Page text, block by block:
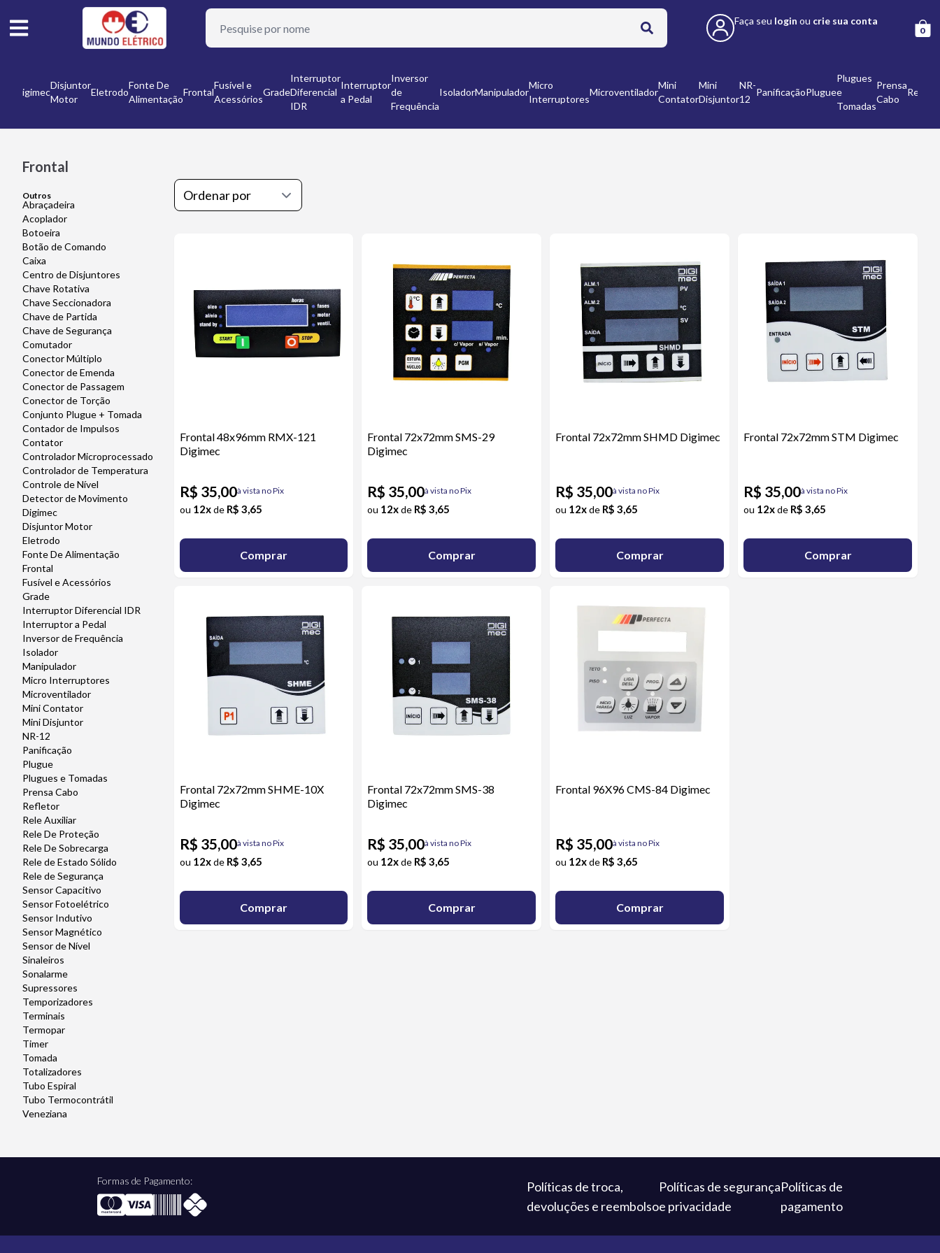
Faça seu login ou crie sua conta
0
Digimec
Disjuntor
Motor
Eletrodo
Fonte De
Alimentação
Frontal
Fusível e
Acessórios
Grade
Interruptor
Diferencial
IDR
Interruptor
a Pedal
Inversor
de
Frequência
IsoladorManipulador
Micro
Interruptores
Microventilador
Mini
Contator
Mini
Disjuntor
NR-
12
PanificaçãoPlugue
Plugues
e
Tomadas
Prensa
Cabo
Frontal
Outros
Abraçadeira
Acoplador
Botoeira
Botão de Comando
Caixa
Centro de Disjuntores
Chave Rotativa
Chave Seccionadora
Chave de Partida
Chave de Segurança
Comutador
Conector Múltiplo
Conector de Emenda
Conector de Passagem
Conector de Torção
Conjunto Plugue + Tomada
Contador de Impulsos
Contator
Controlador Microprocessado
Controlador de Temperatura
Controle de Nível
Detector de Movimento
Digimec
Disjuntor Motor
Eletrodo
Fonte De Alimentação
Frontal
Fusível e Acessórios
Grade
Interruptor Diferencial IDR
Interruptor a Pedal
Inversor de Frequência
Isolador
Manipulador
Micro Interruptores
Microventilador
Mini Contator
Mini Disjuntor
NR-12
Panificação
Plugue
Plugues e Tomadas
Prensa Cabo
Refletor
Rele Auxiliar
Rele De Proteção
Rele De Sobrecarga
Rele de Estado Sólido
Rele de Segurança
Sensor Capacitivo
Sensor Fotoelétrico
Sensor Indutivo
Sensor Magnético
Sensor de Nível
Sinaleiros
Sonalarme
Supressores
Temporizadores
Terminais
Termopar
Timer
Tomada
Totalizadores
Tubo Espiral
Tubo Termocontrátil
Veneziana
Frontal 48x96mm RMX-121
Digimec
R$ 35,00à vista no Pix
ou 12xde R$ 3,65
Comprar
Frontal 72x72mm SMS-29
Digimec
R$ 35,00à vista no Pix
ou 12x de R$ 3,65
Comprar
Frontal 72x72mm SHMD Digimec
R$ 35,00à vista no Pix
ou 12xde R$ 3,65
Comprar
Frontal 72x72mm STM Digimec
R$ 35,00à vista no Pix
ou 12xde R$ 3,65
Comprar
Frontal 72x72mm SHME-10X
Digimec
R$ 35,00à vista no Pix
ou 12xde R$ 3,65
Comprar
Frontal 72x72mm SMS-38
Digimec
R$ 35,00à vista no Pix
ou 12x de R$ 3,65
Comprar
Frontal 96X96 CMS-84 Digimec
R$ 35,00à vista no Pix
ou 12xde R$ 3,65
Comprar
Formas de Pagamento:
Políticas de troca,
devoluções e reembolso
Políticas de segurança
e privacidade
Políticas de
pagamento